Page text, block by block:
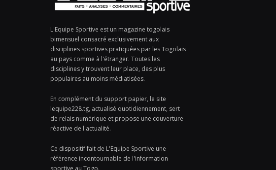
L'Equipe Sportive est un magazine togolais
bimensuel consacré exclusivement aux
disciplines sportives pratiquées par les Togolais
au pays comme à l'étranger. Toutes les
disciplines y trouvent leur place, des plus
populaires au moins médiatisées.
En complément du support papier, le site
lequipe228.tg, actualisé quotidiennement, sert
de relais numérique et propose une couverture
réactive de l'actualité.
Ce dispositif fait de L'Equipe Sportive une
référence incontournable de l'information
sportive au Togo.